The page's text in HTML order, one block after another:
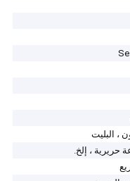
، البليت
حريرية ، إلخ.